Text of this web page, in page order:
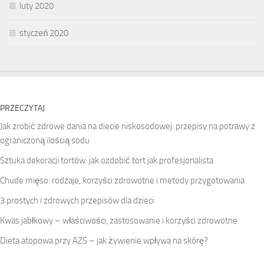
luty 2020
styczeń 2020
PRZECZYTAJ
Jak zrobić zdrowe dania na diecie niskosodowej: przepisy na potrawy z
ograniczoną ilością sodu
Sztuka dekoracji tortów: jak ozdobić tort jak profesjonalista
Chude mięso: rodzaje, korzyści zdrowotne i metody przygotowania
3 prostych i zdrowych przepisów dla dzieci
Kwas jabłkowy – właściwości, zastosowanie i korzyści zdrowotne
Dieta atopowa przy AZS – jak żywienie wpływa na skórę?